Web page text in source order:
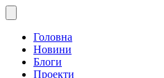
Головна
Новини
Блоги
Проекти